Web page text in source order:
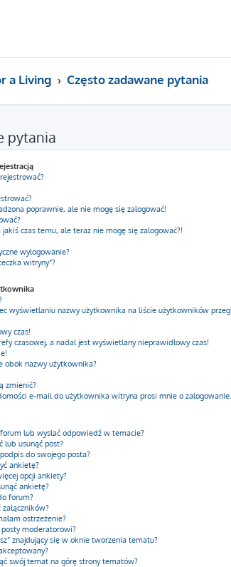
a Living Często zadawane pytania
pytania
poprawnie, ale nie mogę się zalogować!
jakiś czas temu, ale teraz nie mogę się zalogować?!
wylogowanie?
witryny”?
wyświetlaniu nazwy użytkownika na liście użytkowników
czas!
czasowej, a nadal jest wyświetlany nieprawidłowy czas!
obok nazwy użytkownika?
zmienić?
e-mail do użytkownika witryna prosi mnie o
lub wysłać odpowiedź w temacie?
lub usunąć post?
do swojego posta?
ankietę?
opcji ankiety?
ankietę?
forum?
ostrzeżenie?
posty moderatorowi?
znajdujący się w oknie tworzenia tematu?
swój temat na górę strony tematów?